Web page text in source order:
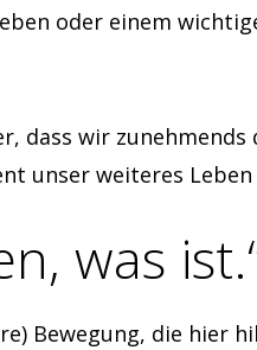
oder einem
dass wir
unser weiteres Leben
was
Bewegung, die hier